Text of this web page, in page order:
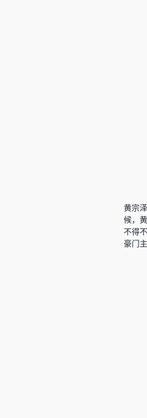
黄宗
候，
不得
豪门